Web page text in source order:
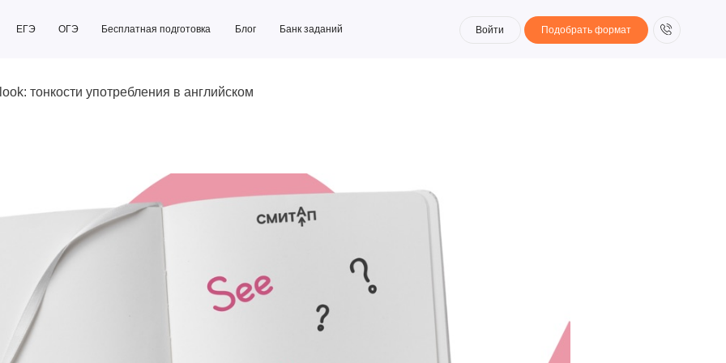
Подобрать формат
Бесплатная подготовка Блог Банк заданий
ОГЭ Подобрать формат
Бесплатная подготовка Блог Банк заданий
тонкости употребления в английском